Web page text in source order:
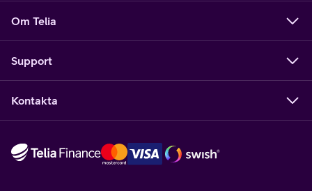
Om Telia
Support
Kontakta